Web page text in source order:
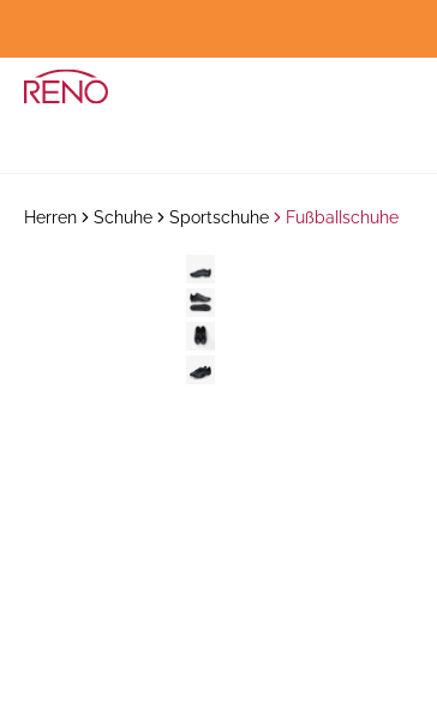
Herren Schuhe Sportschuhe Fußballschuhe